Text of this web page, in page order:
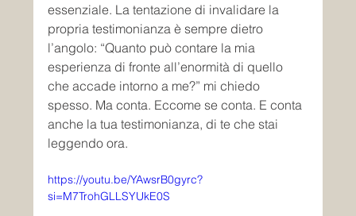
essenziale. La tentazione di invalidare la
propria testimonianza è sempre dietro
l’angolo: “Quanto può contare la mia
esperienza di fronte all’enormità di quello
che accade intorno a me?” mi chiedo
spesso. Ma conta. Eccome se conta. E conta
anche la tua testimonianza, di te che stai
leggendo ora.
https://youtu.be/YAwsrB0gyrc?
si=M7TrohGLLSYUkE0S